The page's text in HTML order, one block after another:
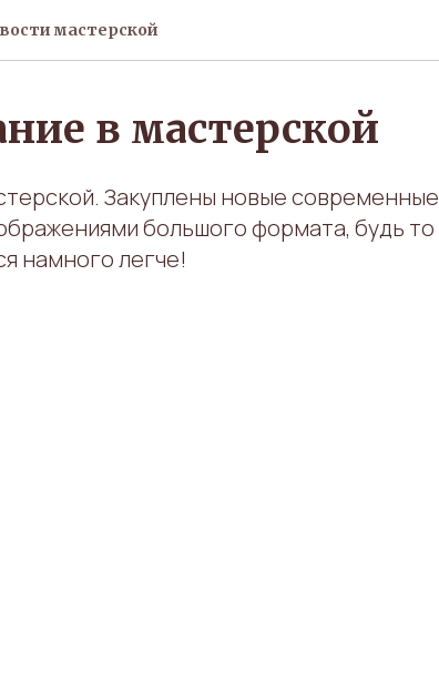
мастерской
в мастерской
Закуплены новые современные
большого формата, будь то
намного легче!